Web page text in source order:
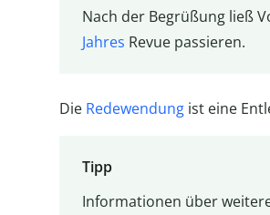
Nach der Begrüßung ließ
Jahres Revue passieren.
Die Redewendung ist eine
Tipp
Informationen über